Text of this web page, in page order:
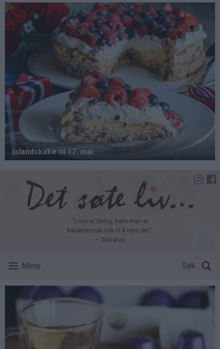
Hopp
hovedinnhold
"Livet er deilig, bare man er
karaktersvak nok til å nyte det."
– Sokrates
Meny Søk